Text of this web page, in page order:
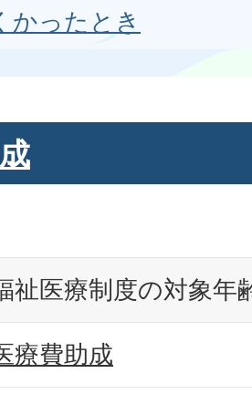
かったとき
祉医療制度の対象年
療費助成